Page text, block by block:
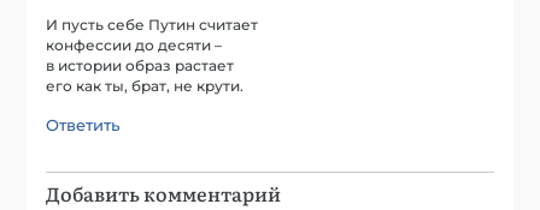
И пусть себе Путин считает
конфессии до десяти –
в истории образ растает
его как ты, брат, не крути.
Ответить
Добавить комментарий